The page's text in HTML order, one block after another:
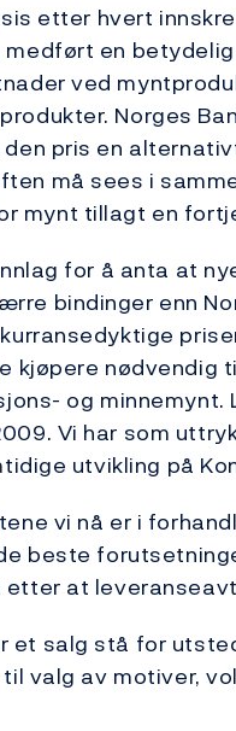
etter hvert
en
ved
Norges
pris en
må sees i
mynt tillagt en
for å anta at
bindinger enn
kjøpere nødvendig
og
Vi har som
utvikling på
vi nå er i
beste
at
et salg stå for
valg av motiver,